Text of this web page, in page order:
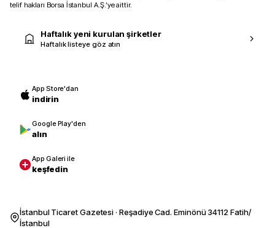
telif hakları Borsa İstanbul A.Ş.’ye aittir.
Haftalık yeni kurulan şirketler
Haftalık listeye göz atın
App Store'dan
indirin
Google Play'den
alın
App Galeri ile
keşfedin
İstanbul Ticaret Gazetesi · Reşadiye Cad. Eminönü 34112 Fatih/
İstanbul